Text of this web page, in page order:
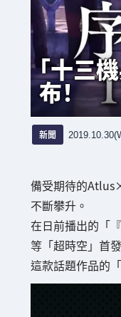
「十三
布！
新聞
備受期待的
不斷攀升。
在日前播出的「
等「超時空」首
這款話題作品的